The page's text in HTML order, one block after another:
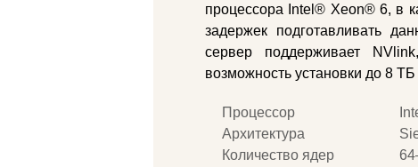
процессора Intel® Xeon® 6, в
задержек подготавливать
сервер поддерживает
возможность установки до 8
Процессор
Архитектура
Количество ядер